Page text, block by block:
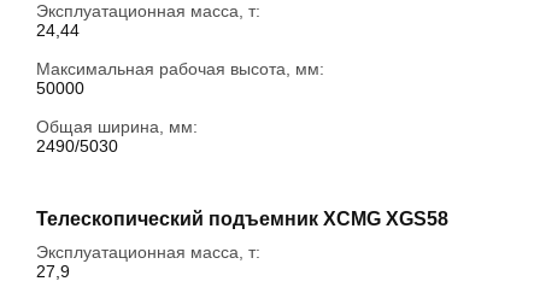
Эксплуатационная масса, т:
24,44
Максимальная рабочая высота, мм:
50000
Общая ширина, мм:
2490/5030
Телескопический подъемник XCMG XGS58
Эксплуатационная масса, т:
27,9